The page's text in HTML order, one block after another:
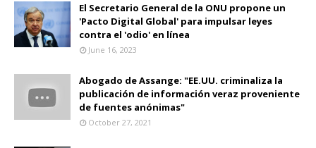
El Secretario General de la ONU propone un
'Pacto Digital Global' para impulsar leyes
contra el 'odio' en línea
June 16, 2023
Abogado de Assange: "EE.UU. criminaliza la
publicación de información veraz proveniente
de fuentes anónimas"
October 27, 2021